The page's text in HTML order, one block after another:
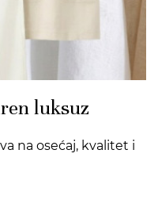
luksuz
na osećaj, kvalitet i